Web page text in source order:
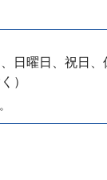
、日曜日、祝日、
）